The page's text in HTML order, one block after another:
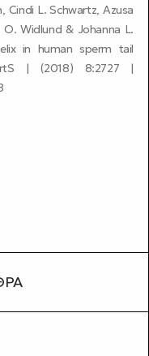
Cindi L. Schwartz, Azusa
O. Widlund & Johanna L.
in human sperm tail
| (2018) 8:2727 |